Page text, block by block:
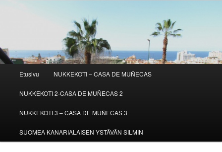
Etusivu NUKKEKOTI – CASA DE MUÑECAS
NUKKEKOTI 2-CASA DE MUÑECAS 2
NUKKEKOTI 3 – CASA DE MUÑECAS 3
SUOMEA KANARIALAISEN YSTÄVÄN SILMIN